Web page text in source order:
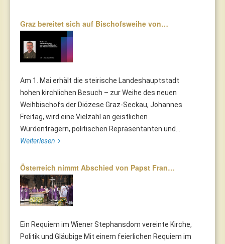
Graz bereitet sich auf Bischofsweihe von…
Am 1. Mai erhält die steirische Landeshauptstadt
hohen kirchlichen Besuch – zur Weihe des neuen
Weihbischofs der Diözese Graz-Seckau, Johannes
Freitag, wird eine Vielzahl an geistlichen
Würdenträgern, politischen Repräsentanten und...
Weiterlesen
Österreich nimmt Abschied von Papst Fran…
Ein Requiem im Wiener Stephansdom vereinte Kirche,
Politik und Gläubige Mit einem feierlichen Requiem im